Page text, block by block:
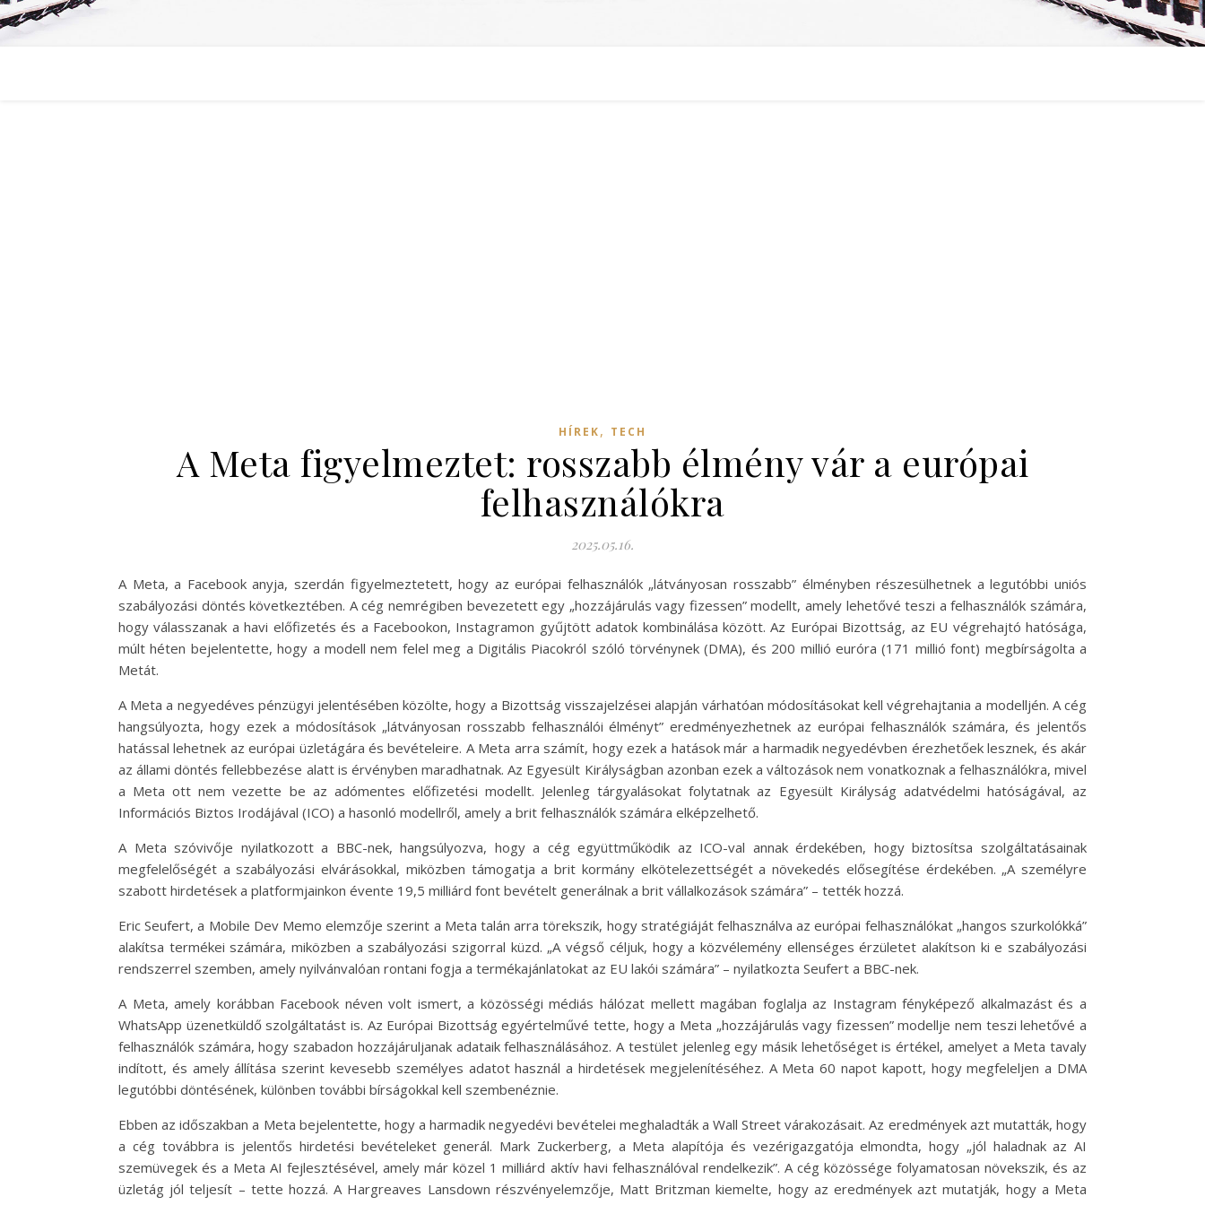
HÍREK, TECH
A Meta figyelmeztet: rosszabb élmény vár a európai
felhasználókra
2025.05.16.
A Meta, a Facebook anyja, szerdán figyelmeztetett, hogy az európai felhasználók „látványosan rosszabb” élményben részesülhetnek a legutóbbi uniós
szabályozási döntés következtében. A cég nemrégiben bevezetett egy „hozzájárulás vagy fizessen” modellt, amely lehetővé teszi a felhasználók számára,
hogy válasszanak a havi előfizetés és a Facebookon, Instagramon gyűjtött adatok kombinálása között. Az Európai Bizottság, az EU végrehajtó hatósága,
múlt héten bejelentette, hogy a modell nem felel meg a Digitális Piacokról szóló törvénynek (DMA), és 200 millió euróra (171 millió font) megbírságolta a
Metát.
A Meta a negyedéves pénzügyi jelentésében közölte, hogy a Bizottság visszajelzései alapján várhatóan módosításokat kell végrehajtania a modelljén. A cég
hangsúlyozta, hogy ezek a módosítások „látványosan rosszabb felhasználói élményt” eredményezhetnek az európai felhasználók számára, és jelentős
hatással lehetnek az európai üzletágára és bevételeire. A Meta arra számít, hogy ezek a hatások már a harmadik negyedévben érezhetőek lesznek, és akár
az állami döntés fellebbezése alatt is érvényben maradhatnak. Az Egyesült Királyságban azonban ezek a változások nem vonatkoznak a felhasználókra, mivel
a Meta ott nem vezette be az adómentes előfizetési modellt. Jelenleg tárgyalásokat folytatnak az Egyesült Királyság adatvédelmi hatóságával, az
Információs Biztos Irodájával (ICO) a hasonló modellről, amely a brit felhasználók számára elképzelhető.
A Meta szóvivője nyilatkozott a BBC-nek, hangsúlyozva, hogy a cég együttműködik az ICO-val annak érdekében, hogy biztosítsa szolgáltatásainak
megfelelőségét a szabályozási elvárásokkal, miközben támogatja a brit kormány elkötelezettségét a növekedés elősegítése érdekében. „A személyre
szabott hirdetések a platformjainkon évente 19,5 milliárd font bevételt generálnak a brit vállalkozások számára” – tették hozzá.
Eric Seufert, a Mobile Dev Memo elemzője szerint a Meta talán arra törekszik, hogy stratégiáját felhasználva az európai felhasználókat „hangos szurkolókká”
alakítsa termékei számára, miközben a szabályozási szigorral küzd. „A végső céljuk, hogy a közvélemény ellenséges érzületet alakítson ki e szabályozási
rendszerrel szemben, amely nyilvánvalóan rontani fogja a termékajánlatokat az EU lakói számára” – nyilatkozta Seufert a BBC-nek.
A Meta, amely korábban Facebook néven volt ismert, a közösségi médiás hálózat mellett magában foglalja az Instagram fényképező alkalmazást és a
WhatsApp üzenetküldő szolgáltatást is. Az Európai Bizottság egyértelművé tette, hogy a Meta „hozzájárulás vagy fizessen” modellje nem teszi lehetővé a
felhasználók számára, hogy szabadon hozzájáruljanak adataik felhasználásához. A testület jelenleg egy másik lehetőséget is értékel, amelyet a Meta tavaly
indított, és amely állítása szerint kevesebb személyes adatot használ a hirdetések megjelenítéséhez. A Meta 60 napot kapott, hogy megfeleljen a DMA
legutóbbi döntésének, különben további bírságokkal kell szembenéznie.
Ebben az időszakban a Meta bejelentette, hogy a harmadik negyedévi bevételei meghaladták a Wall Street várakozásait. Az eredmények azt mutatták, hogy
a cég továbbra is jelentős hirdetési bevételeket generál. Mark Zuckerberg, a Meta alapítója és vezérigazgatója elmondta, hogy „jól haladnak az AI
szemüvegek és a Meta AI fejlesztésével, amely már közel 1 milliárd aktív havi felhasználóval rendelkezik”. A cég közössége folyamatosan növekszik, és az
üzletág jól teljesít – tette hozzá. A Hargreaves Lansdown részvényelemzője, Matt Britzman kiemelte, hogy az eredmények azt mutatják, hogy a Meta